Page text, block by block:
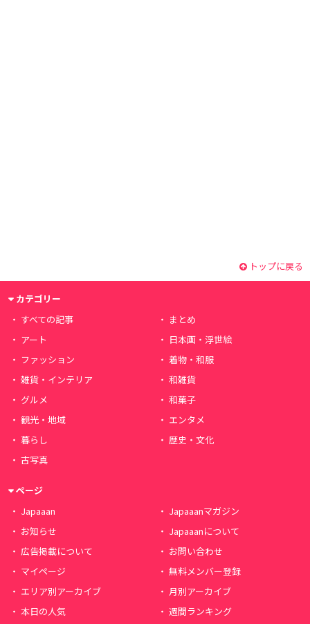
トップに戻る
カテゴリー
すべての記事
まとめ
アート
日本画・浮世絵
ファッション
着物・和服
雑貨・インテリア
和雑貨
グルメ
和菓子
観光・地域
エンタメ
暮らし
歴史・文化
古写真
ページ
Japaaan
Japaaanマガジン
お知らせ
Japaaanについて
広告掲載について
お問い合わせ
マイページ
無料メンバー登録
エリア別アーカイブ
月別アーカイブ
本日の人気
週間ランキング